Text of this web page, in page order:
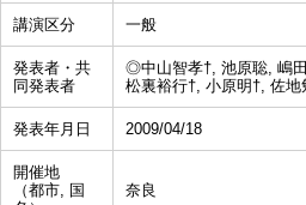
講演区分 一般
発表者・共
同発表者
◎中山智孝†, 池原聡, 嶋
松裏裕行†, 小原明†, 佐地
発表年月日 2009/04/18
開催地
（都市, 国
奈良